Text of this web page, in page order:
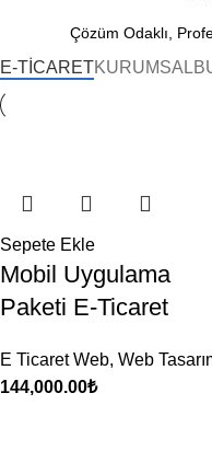
Çözüm Odaklı,
E-TİCARETKURUMSAL
Sepete Ekle
Mobil Uygulama
Paketi E-Ticaret
E Ticaret Web, Web
144,000.00₺